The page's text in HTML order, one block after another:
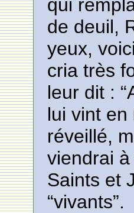
qui
de deuil,
yeux,
cria très
leur dit :
lui vint en
réveillé,
viendrai à
Saints et
“vivants”.